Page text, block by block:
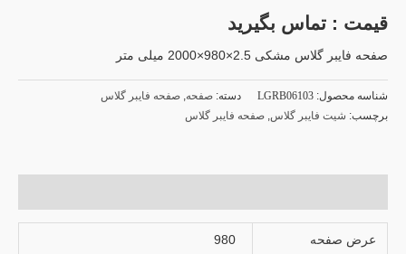
قیمت : تماس بگیرید
صفحه فایبر گلاس مشکی 2.5×980×2000 میلی متر
شناسه محصول: LGRB06103 دسته: صفحه صفحه فایبر گلاس
برچسب: شیت فایبر گلاس صفحه فایبر گلاس
عرض صفحه 980